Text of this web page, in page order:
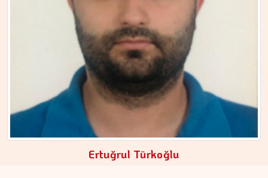
Ertuğrul Türkoğlu